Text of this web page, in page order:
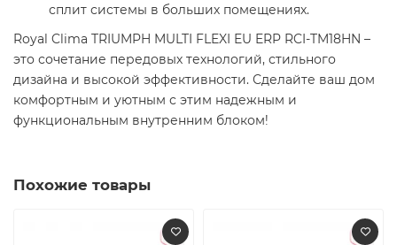
сплит системы в больших помещениях.
Royal Clima TRIUMPH MULTI FLEXI EU ERP RCI-TM18HN –
это сочетание передовых технологий, стильного
дизайна и высокой эффективности. Сделайте ваш дом
комфортным и уютным с этим надежным и
функциональным внутренним блоком!
Похожие товары